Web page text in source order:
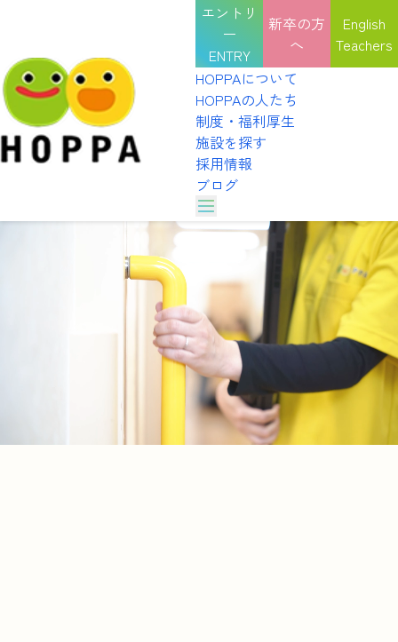
エントリ
ー
ENTRY
選考を受ける
園見学を予約する
説明会を予約する
新卒の方
へ
English
Teachers
HOPPAについて
HOPPAの人たち
HOPPAのカルチャー
制度・福利厚生
施設を探す
採用情報
ブログ
HOPPAの表彰式